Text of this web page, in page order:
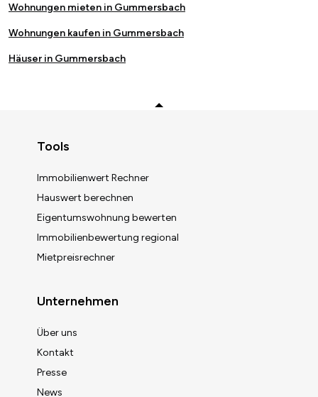
Wohnungen mieten in Gummersbach
Wohnungen kaufen in Gummersbach
Häuser in Gummersbach
Tools
Immobilienwert Rechner
Hauswert berechnen
Eigentumswohnung bewerten
Immobilienbewertung regional
Mietpreisrechner
Unternehmen
Über uns
Kontakt
Presse
News